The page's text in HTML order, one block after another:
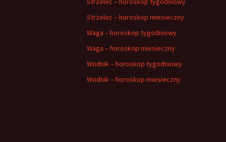
Strzelec – horoskop miesieczny
Waga – horoskop tygodniowy
Waga – horoskop miesieczny
Wodnik – horoskop tygodniowy
Wodnik – horoskop miesieczny